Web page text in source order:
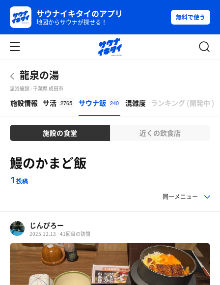
サウナイキタイのアプリ
地図からサウナが探せる！
無料で使う
龍泉の湯
温浴施設 - 千葉県 成田市
施設情報 サ活 2765 サウナ飯 240 混雑度 ランキング (開発中 )
施設の食堂 近くの飲食店
鰻のかまど飯
1 投稿
同一メニュー
じんぴろー
2025.12.13 41回目の訪問